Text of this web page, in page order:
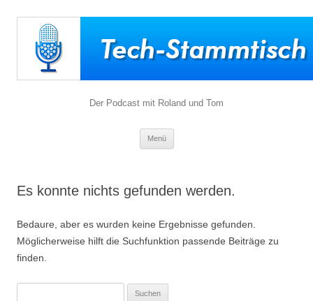
Der Podcast mit Roland und Tom
Menü
Es konnte nichts gefunden werden.
Bedaure, aber es wurden keine Ergebnisse gefunden.
Möglicherweise hilft die Suchfunktion passende Beiträge zu
finden.